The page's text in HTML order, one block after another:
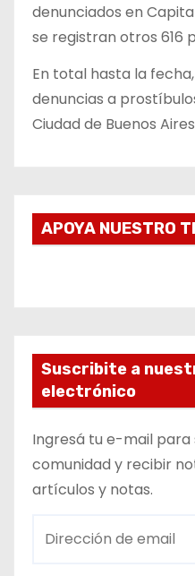
denunciados en
se registran otros 616
En total hasta la
denuncias a
Ciudad de Buenos
APOYA NUESTRO
Suscribite a
electrónico
Ingresá tu e-mail
comunidad y recibir
artículos y notas.